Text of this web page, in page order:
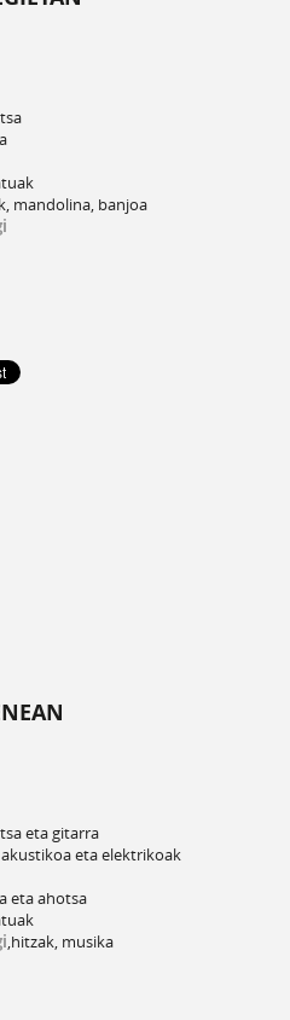
mandolina, banjoa
eta gitarra
eta elektrikoak
eta ahotsa
,hitzak, musika